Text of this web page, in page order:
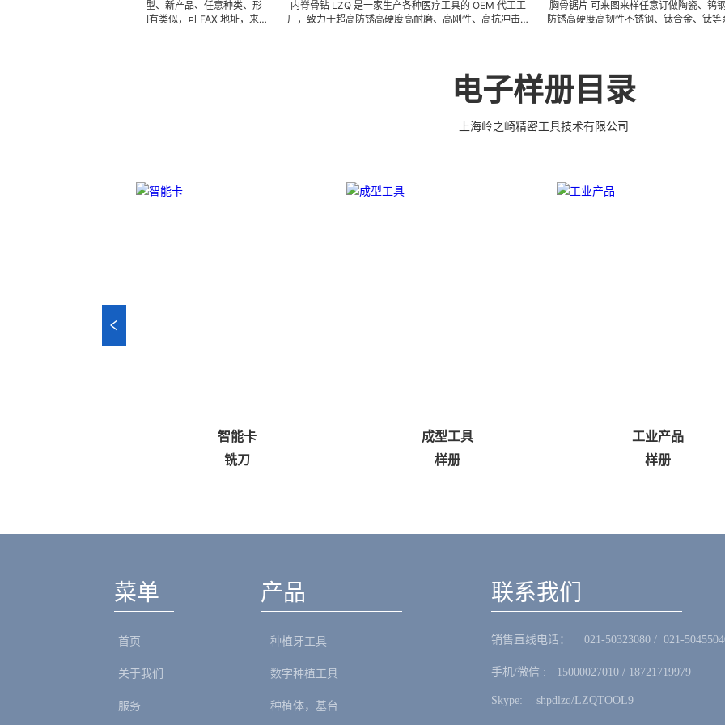
专业特殊、非标、异型、新产品、任意种类、形
差的超硬加工。 ※ 如有类似，可 FAX 地址，来电
内脊骨钻 LZQ 是一家生产各种医疗工具的 OEM 代工工
厂，致力于超高防锈高硬度高耐磨、高刚性、高抗冲击、
为客户生产成套手术工具。 有大量现货，亦可来图来样
任意定制各种牙科种植工具部件，而且性价比很高。
胸骨锯片 可来图来样任意订做陶瓷、钨钢、钻石、
防锈高硬度高韧性不锈钢、钛合金、钛等系列 CNC
具有完美的刃口品质和高可至士 0.0005mm( ±
的尺寸公差，实现高效率、低成本的应用。
电子样册目录
上海岭之崎精密工具技术有限公司
智能卡
成型工具
工业产品
菜单
首页
关于我们
服务
产品
种植牙工具
数字种植工具
种植体，基台
联系我们
销售直线电话：ㅤ 021-50323080 / 021-
手机/微信 :ㅤ15000027010 / 18721719979
Skype: ㅤshpdlzq/LZQTOOL9